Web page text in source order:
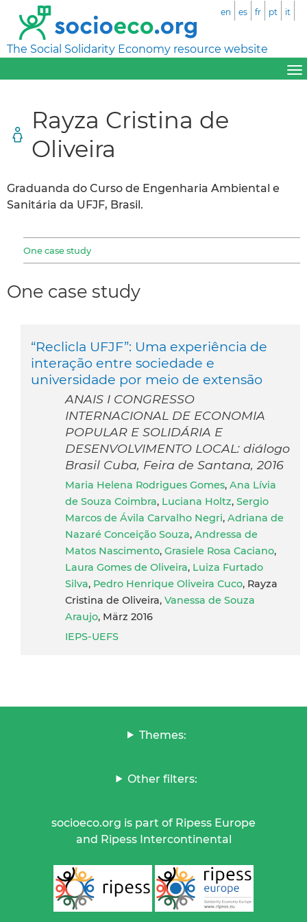
The Social Solidarity Economy resource website
en es fr pt it
Rayza Cristina de
Oliveira
Graduanda do Curso de Engenharia Ambiental e
Sanitária da UFJF, Brasil.
One case study
One case study
“Reclicla UFJF”: Uma experiência de
interação entre sociedade e
universidade por meio de extensão
ANAIS I CONGRESSO
INTERNACIONAL DE ECONOMIA
POPULAR E SOLIDÁRIA E
DESENVOLVIMENTO LOCAL: diálogo
Brasil Cuba, Feira de Santana, 2016
Maria Helena Rodrigues Gomes, Ana Lívia
de Souza Coimbra, Luciana Holtz, Sergio
Marcos de Ávila Carvalho Negri, Adriana de
Nazaré Conceição Souza, Andressa de
Matos Nascimento, Grasiele Rosa Caciano,
Laura Gomes de Oliveira, Luiza Furtado
Silva, Pedro Henrique Oliveira Cuco, Rayza
Cristina de Oliveira, Vanessa de Souza
Araujo, März 2016
IEPS-UEFS
Themes:
Other filters:
socioeco.org is part of Ripess Europe
and Ripess Intercontinental